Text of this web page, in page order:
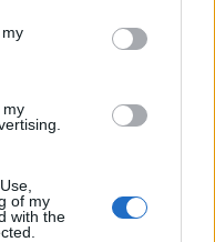
my
of my
with the